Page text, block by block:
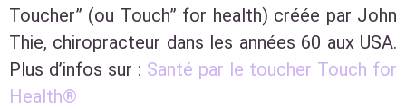
Toucher” (ou Touch” for health) créée par John
Thie, chiropracteur dans les années 60 aux USA.
Plus d’infos sur : Santé par le toucher Touch for
Health®